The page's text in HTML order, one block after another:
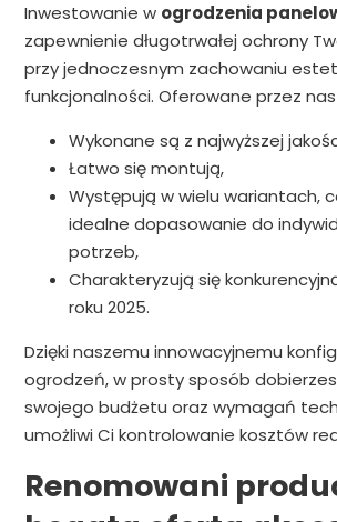
Inwestowanie w ogrodzenia
zapewnienie długotrwałej ochrony
przy jednoczesnym zachowaniu
funkcjonalności. Oferowane przez
Wykonane są z najwyższej
Łatwo się montują,
Występują w wielu wariantach,
idealne dopasowanie do
potrzeb,
Charakteryzują się
roku 2025.
Dzięki naszemu innowacyjnemu
ogrodzeń, w prosty sposób
swojego budżetu oraz wymagań
umożliwi Ci kontrolowanie kosztów
Renomowani